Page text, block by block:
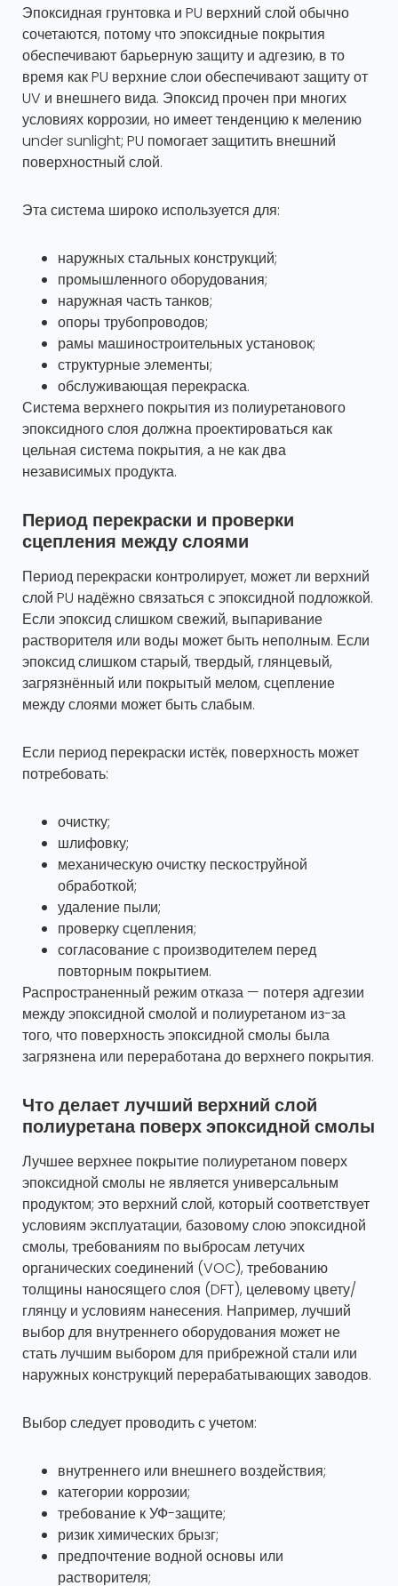
Эпоксидная грунтовка и PU верхний слой обычно
сочетаются, потому что эпоксидные покрытия
обеспечивают барьерную защиту и адгезию, в то
время как PU верхние слои обеспечивают защиту от
UV и внешнего вида. Эпоксид прочен при многих
условиях коррозии, но имеет тенденцию к мелению
under sunlight; PU помогает защитить внешний
поверхностный слой.
Эта система широко используется для:
наружных стальных конструкций;
промышленного оборудования;
наружная часть танков;
опоры трубопроводов;
рамы машиностроительных установок;
структурные элементы;
обслуживающая перекраска.
Система верхнего покрытия из полиуретанового
эпоксидного слоя должна проектироваться как
цельная система покрытия, а не как два
независимых продукта.
Период перекраски и проверки
сцепления между слоями
Период перекраски контролирует, может ли верхний
слой PU надёжно связаться с эпоксидной подложкой.
Если эпоксид слишком свежий, выпаривание
растворителя или воды может быть неполным. Если
эпоксид слишком старый, твердый, глянцевый,
загрязнённый или покрытый мелом, сцепление
между слоями может быть слабым.
Если период перекраски истёк, поверхность может
потребовать:
очистку;
шлифовку;
механическую очистку пескоструйной
обработкой;
удаление пыли;
проверку сцепления;
согласование с производителем перед
повторным покрытием.
Распространенный режим отказа — потеря адгезии
между эпоксидной смолой и полиуретаном из-за
того, что поверхность эпоксидной смолы была
загрязнена или переработана до верхнего покрытия.
Что делает лучший верхний слой
полиуретана поверх эпоксидной смолы
Лучшее верхнее покрытие полиуретаном поверх
эпоксидной смолы не является универсальным
продуктом; это верхний слой, который соответствует
условиям эксплуатации, базовому слою эпоксидной
смолы, требованиям по выбросам летучих
органических соединений (VOC), требованию
толщины наносящего слоя (DFT), целевому цвету/
глянцу и условиям нанесения. Например, лучший
выбор для внутреннего оборудования может не
стать лучшим выбором для прибрежной стали или
наружных конструкций перерабатывающих заводов.
Выбор следует проводить с учетом:
внутреннего или внешнего воздействия;
категории коррозии;
требование к УФ-защите;
ризик химических брызг;
предпочтение водной основы или
растворителя;